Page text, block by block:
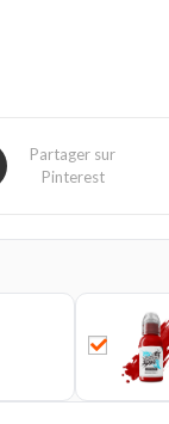
Partager sur
Pinterest